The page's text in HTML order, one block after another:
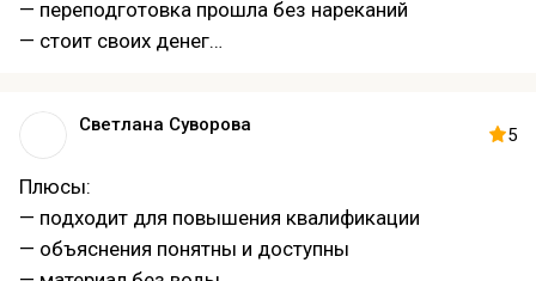
— переподготовка прошла без нареканий
— стоит своих денег
Светлана Суворова 5
Плюсы:
— подходит для повышения квалификации
— объяснения понятны и доступны